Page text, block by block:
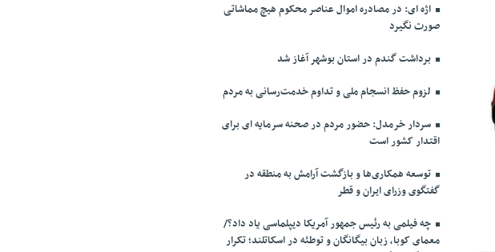
اژه ای: در مصادره اموال عناصر محکوم هیچ مماشاتی
صورت نگیرد
برداشت گندم در استان بوشهر آغاز شد
لزوم حفظ انسجام ملی و تداوم خدمت‌رسانی به مردم
سردار خرمدل: حضور مردم در صحنه سرمایه ای برای
اقتدار کشور است
توسعه همکاری‌ها و بازگشت آرامش به منطقه در
گفتگوی وزرای ایران و قطر
چه فیلمی به رئیس جمهور آمریکا دیپلماسی یاد داد؟/
معمای کوبا، زبان بیگانگان و توطئه در اسکاتلند؛ تکرار